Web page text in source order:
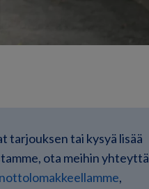
tarjouksen tai kysyä lisää
ota meihin yhteyttä
,